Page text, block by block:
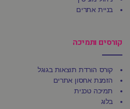
בניית אתרים
קורסים ותמיכה
קורס הורדת תוצאות בגוגל
הזמנת אחסון אתרים
תמיכה טכנית
בלוג